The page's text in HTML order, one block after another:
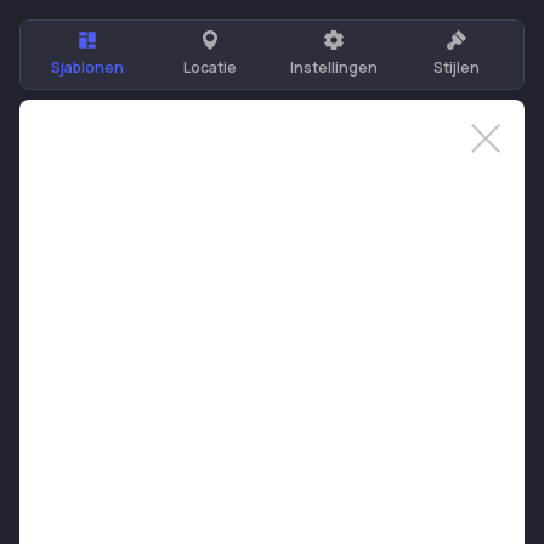
Sjablonen Locatie Instellingen Stijlen